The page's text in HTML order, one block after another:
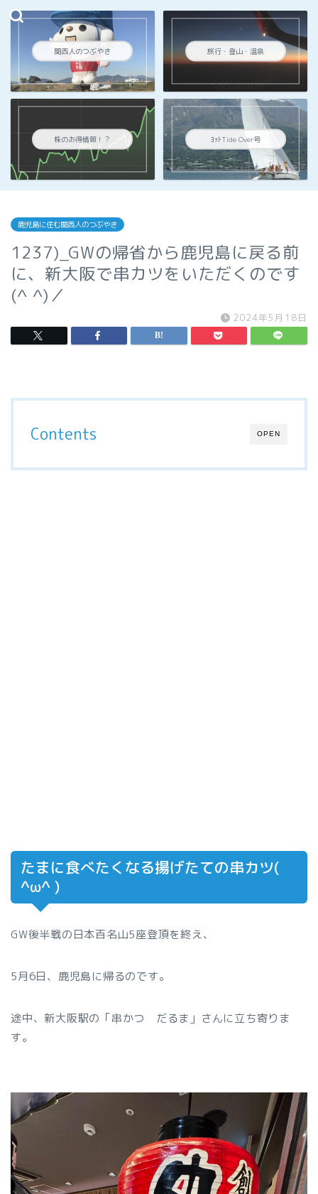
関西人のつぶやき 旅行・登山・温泉
株のお得情報！？ ﾖｯﾄTide Over号
鹿児島に住む関西人のつぶやき
1237)_GWの帰省から鹿児島に戻る前
に、新大阪で串カツをいただくのです
(^ ^)／
2024年5月18日
OPEN
Contents
たまに食べたくなる揚げたての串カツ(
^ω^ )
GW後半戦の日本百名山5座登頂を終え、
5月6日、鹿児島に帰るのです。
途中、新大阪駅の「串かつ だるま」さんに立ち寄りま
す。